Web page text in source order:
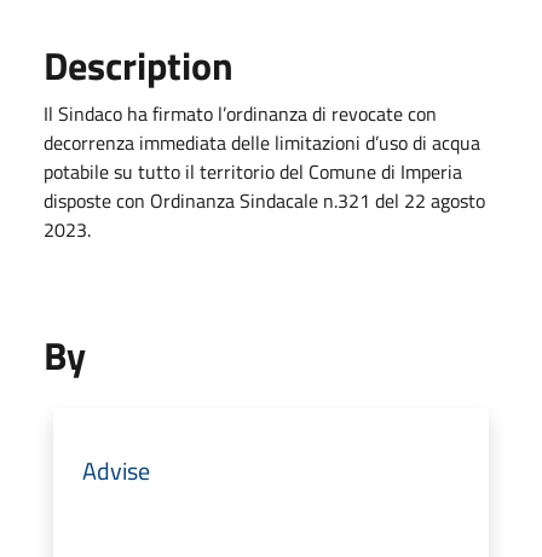
Description
Il Sindaco ha firmato l’ordinanza di revocate con
decorrenza immediata delle limitazioni d’uso di acqua
potabile su tutto il territorio del Comune di Imperia
disposte con Ordinanza Sindacale n.321 del 22 agosto
2023.
By
Advise